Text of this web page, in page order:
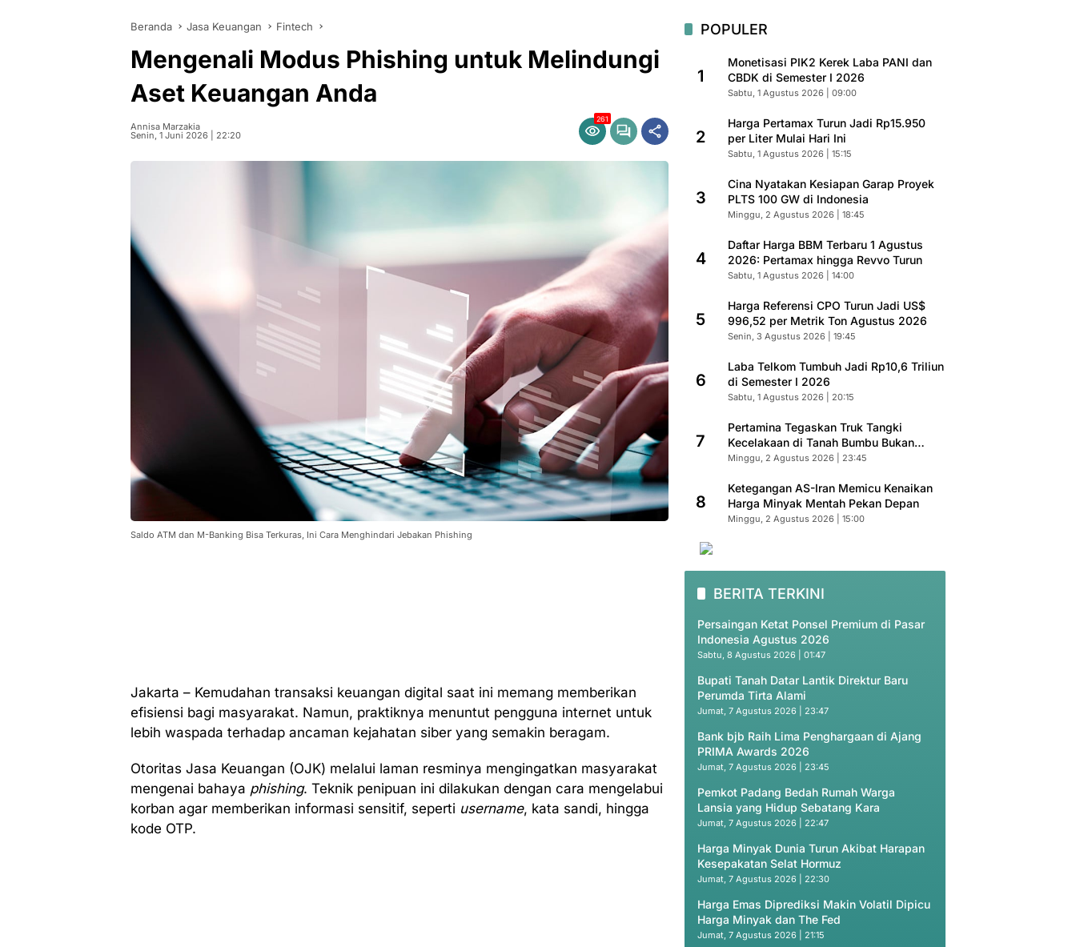
Beranda Jasa Keuangan Fintech
Mengenali Modus Phishing untuk Melindungi
Aset Keuangan Anda
Annisa Marzakia
Senin, 1 Juni 2026 | 22:20
261
Saldo ATM dan M-Banking Bisa Terkuras, Ini Cara Menghindari Jebakan Phishing
Jakarta – Kemudahan transaksi keuangan digital saat ini memang memberikan
efisiensi bagi masyarakat. Namun, praktiknya menuntut pengguna internet untuk
lebih waspada terhadap ancaman kejahatan siber yang semakin beragam.
Otoritas Jasa Keuangan (OJK) melalui laman resminya mengingatkan masyarakat
mengenai bahaya phishing. Teknik penipuan ini dilakukan dengan cara mengelabui
korban agar memberikan informasi sensitif, seperti username, kata sandi, hingga
kode OTP.
POPULER
1
Monetisasi PIK2 Kerek Laba PANI dan
CBDK di Semester I 2026
Sabtu, 1 Agustus 2026 | 09:00
2
Harga Pertamax Turun Jadi Rp15.950
per Liter Mulai Hari Ini
Sabtu, 1 Agustus 2026 | 15:15
3
Cina Nyatakan Kesiapan Garap Proyek
PLTS 100 GW di Indonesia
Minggu, 2 Agustus 2026 | 18:45
4
Daftar Harga BBM Terbaru 1 Agustus
2026: Pertamax hingga Revvo Turun
Sabtu, 1 Agustus 2026 | 14:00
5
Harga Referensi CPO Turun Jadi US$
996,52 per Metrik Ton Agustus 2026
Senin, 3 Agustus 2026 | 19:45
6
Laba Telkom Tumbuh Jadi Rp10,6 Triliun
di Semester I 2026
Sabtu, 1 Agustus 2026 | 20:15
7
Pertamina Tegaskan Truk Tangki
Kecelakaan di Tanah Bumbu Bukan
Armada Resmi
Minggu, 2 Agustus 2026 | 23:45
8
Ketegangan AS-Iran Memicu Kenaikan
Harga Minyak Mentah Pekan Depan
Minggu, 2 Agustus 2026 | 15:00
BERITA TERKINI
Persaingan Ketat Ponsel Premium di Pasar
Indonesia Agustus 2026
Sabtu, 8 Agustus 2026 | 01:47
Bupati Tanah Datar Lantik Direktur Baru
Perumda Tirta Alami
Jumat, 7 Agustus 2026 | 23:47
Bank bjb Raih Lima Penghargaan di Ajang
PRIMA Awards 2026
Jumat, 7 Agustus 2026 | 23:45
Pemkot Padang Bedah Rumah Warga
Lansia yang Hidup Sebatang Kara
Jumat, 7 Agustus 2026 | 22:47
Harga Minyak Dunia Turun Akibat Harapan
Kesepakatan Selat Hormuz
Jumat, 7 Agustus 2026 | 22:30
Harga Emas Diprediksi Makin Volatil Dipicu
Harga Minyak dan The Fed
Jumat, 7 Agustus 2026 | 21:15